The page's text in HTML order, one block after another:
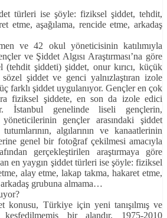
türleri ise şöyle: fiziksel şiddet, tehdit,
etme, aşağılama, rencide etme, arkadaş
ve 42 okul yöneticisinin katılımıyla
ve Şiddet Algısı Araştırması’na göre
şiddeti) şiddet, onur kırıcı, küçük
şiddet ve genci yalnızlaştıran izole
farklı şiddet uygulanıyor. Gençler en çok
fiziksel şiddete, en son da izole edici
İstanbul genelinde liseli gençlerin,
gençler arasındaki şiddet
algılarının ve kanaatlerinin
genel bir fotoğraf çekilmesi amacıyla
gerçekleştirilen araştırmaya göre
en yaygın şiddet türleri ise şöyle: fiziksel
alay etme, lakap takma, hakaret etme,
arkadaş grubuna almama…
konusu, Türkiye için yeni tanışılmış ve
bir alandır. 1975-2010